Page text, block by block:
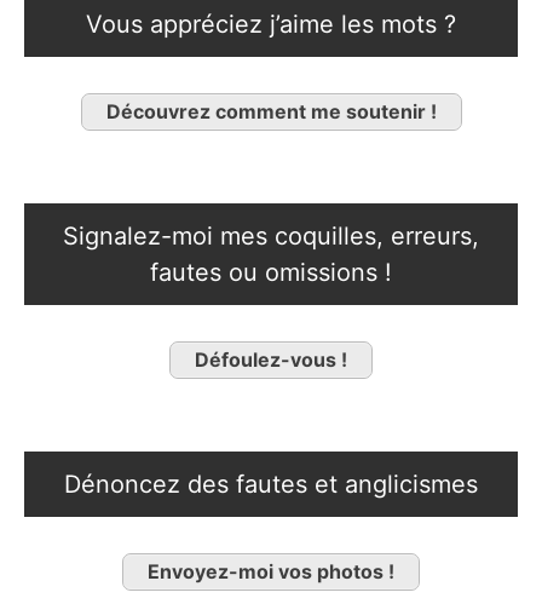
Vous appréciez j’aime les mots ?
Découvrez comment me soutenir !
Signalez-moi mes coquilles, erreurs,
fautes ou omissions !
Défoulez-vous !
Dénoncez des fautes et anglicismes
Envoyez-moi vos photos !